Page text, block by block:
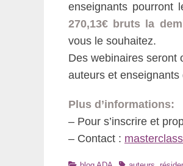
enseignants pourront
270,13€ bruts la
vous le souhaitez.
Des webinaires seront
auteurs et
Plus d’informations:
– Pour s’inscrire et
– Contact :